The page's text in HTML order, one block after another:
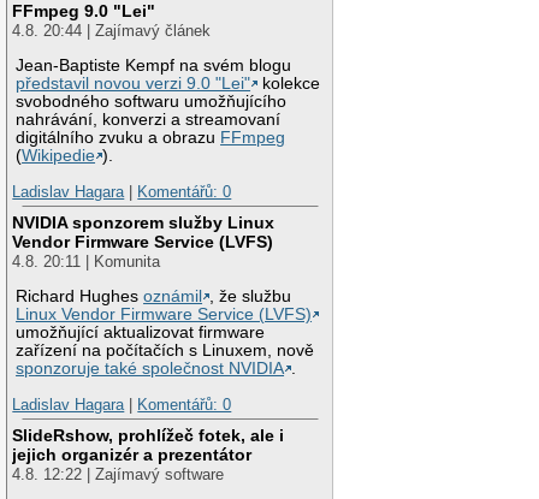
FFmpeg 9.0 "Lei"
4.8. 20:44 | Zajímavý článek
Jean-Baptiste Kempf na svém blogu
představil novou verzi 9.0 "Lei"
kolekce
svobodného softwaru umožňujícího
nahrávání, konverzi a streamovaní
digitálního zvuku a obrazu FFmpeg
(Wikipedie ).
Ladislav Hagara
Komentářů: 0
NVIDIA sponzorem služby Linux
Vendor Firmware Service (LVFS)
4.8. 20:11 | Komunita
Richard Hughesoznámil
, že službu
Linux Vendor Firmware Service (LVFS)
umožňující aktualizovat firmware
zařízení na počítačích s Linuxem, nově
sponzoruje také společnost NVIDIA .
Ladislav Hagara | Komentářů: 0
SlideRshow, prohlížeč fotek, ale i
jejich organizér a prezentátor
4.8. 12:22 | Zajímavý software